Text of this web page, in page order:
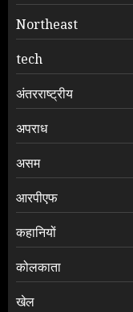
Northeast
tech
अंतरराष्ट्रीय
अपराध
असम
आरपीएफ
कहानियों
कोलकाता
खेल